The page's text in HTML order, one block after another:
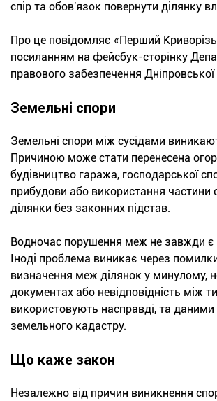
спір та обов'язок повернути ділянку
Про це повідомляє «Перший
посиланням на фейсбук-сторінку
правового забезпечення Дніпровської
Земельні спори
Земельні спори між сусідами
Причиною може стати перенесена
будівництво гаража, господарської
прибудови або використання частини
ділянки без законних підстав.
Водночас порушення меж не завжди
Іноді проблема виникає через
визначення меж ділянок у минулому,
документах або невідповідність між
використовують насправді, та
земельного кадастру.
Що каже закон
Незалежно від причин виникнення